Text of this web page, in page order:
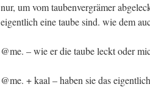
nur, um vom taubenvergrämer
eigentlich eine taube sind. wie dem
@me. – wie er die taube leckt oder
@me. + kaal – haben sie das